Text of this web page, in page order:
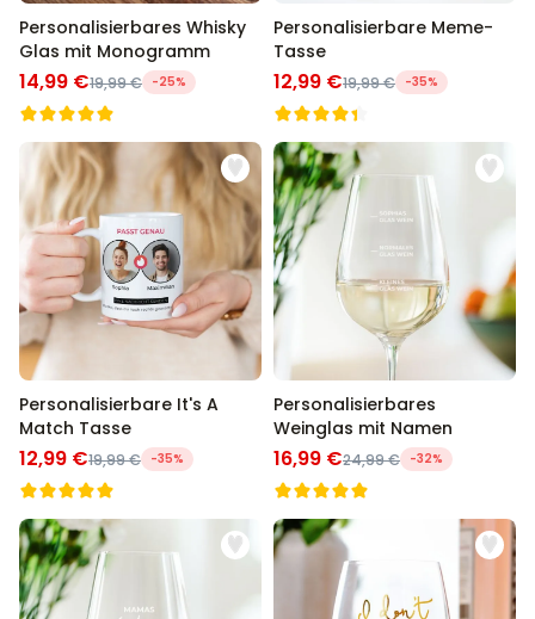
Personalisierbares Whisky
Glas mit Monogramm
14,99 €19,99 € -25%
Personalisierbare Meme-
Tasse
12,99 €19,99 € -35%
Personalisierbare It's A
Match Tasse
12,99 €19,99 € -35%
Personalisierbares
Weinglas mit Namen
16,99 €24,99 € -32%